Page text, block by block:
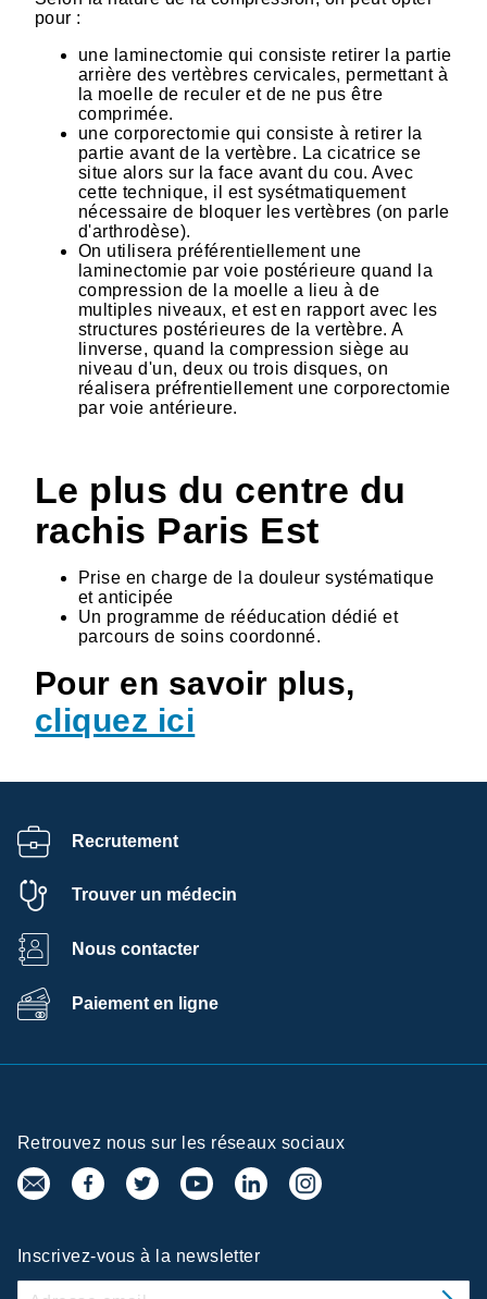
pour :
une laminectomie qui consiste retirer la partie
arrière des vertèbres cervicales, permettant à
la moelle de reculer et de ne pus être
comprimée.
une corporectomie qui consiste à retirer la
partie avant de la vertèbre. La cicatrice se
situe alors sur la face avant du cou. Avec
cette technique, il est sysétmatiquement
nécessaire de bloquer les vertèbres (on parle
d'arthrodèse).
On utilisera préférentiellement une
laminectomie par voie postérieure quand la
compression de la moelle a lieu à de
multiples niveaux, et est en rapport avec les
structures postérieures de la vertèbre. A
linverse, quand la compression siège au
niveau d'un, deux ou trois disques, on
réalisera préfrentiellement une corporectomie
par voie antérieure.
Le plus du centre du
rachis Paris Est
Prise en charge de la douleur systématique
et anticipée
Un programme de rééducation dédié et
parcours de soins coordonné.
Pour en savoir plus,
cliquez ici
Recrutement
Trouver un médecin
Nous contacter
Paiement en ligne
Retrouvez nous sur les réseaux sociaux
Inscrivez-vous à la newsletter